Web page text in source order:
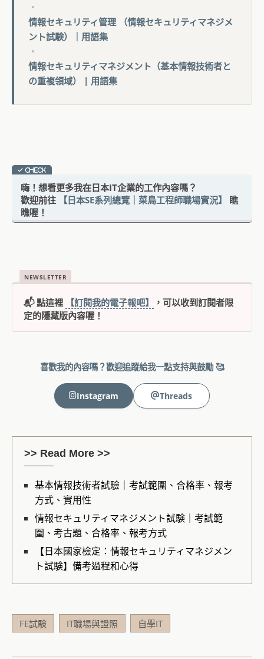
・
情報セキュリティ管理 （情報セキュリティマネジメ
ント試験）｜用語集
・
情報セキュリティマネジメント（基本情報技術者と
の重複領域） | 用語集
嗨！想看更多我在日本IT企業的工作內容嗎？
歡迎前往
【日本SE系列總覽｜菜鳥工程師職場實況】
瞧
瞧喔！
NEWSLETTER
📬 點這裡 【訂閱我的電子報吧】
，可以收到訂閱者限
定的隱藏版內容喔！
喜歡我的內容嗎？歡迎追蹤給我一點支持與鼓勵 🥰
Instagram Threads
>> Read More >>
基本情報技術者試驗｜考試範圍、合格率、報考
方式、實用性
情報セキュリティマネジメント試験｜考試範
圍、考古題、合格率、報考方式
【日本國家檢定：情報セキュリティマネジメン
ト試験】備考過程和心得
FE試験 IT職場與證照 自學IT